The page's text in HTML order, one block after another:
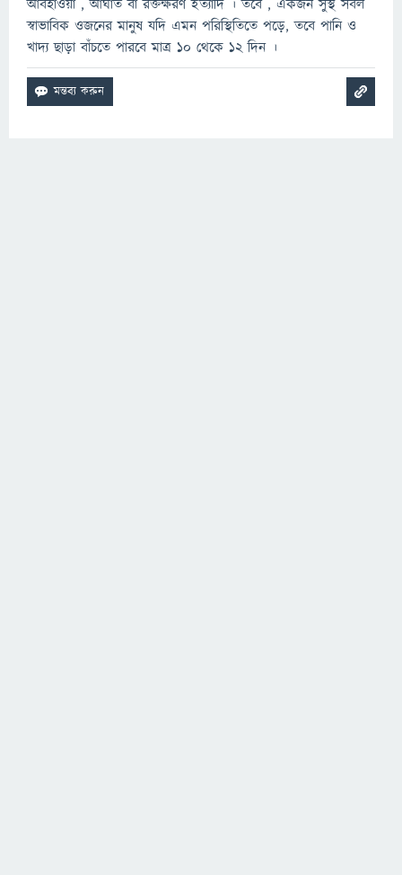
আবহাওয়া , আঘাত বা রক্তক্ষরণ ইত্যাদি । তবে , একজন সুস্থ সবল
স্বাভাবিক ওজনের মানুষ যদি এমন পরিস্থিতিতে পড়ে, তবে পানি ও
খাদ্য ছাড়া বাঁচতে পারবে মাত্র ১০ থেকে ১২ দিন ।